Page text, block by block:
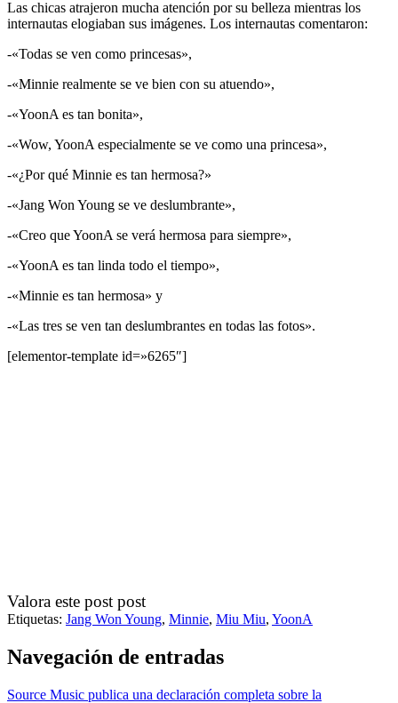
Las chicas atrajeron mucha atención por su belleza mientras los
internautas elogiaban sus imágenes. Los internautas comentaron:
-«Todas se ven como princesas»,
-«Minnie realmente se ve bien con su atuendo»,
-«YoonA es tan bonita»,
-«Wow, YoonA especialmente se ve como una princesa»,
-«¿Por qué Minnie es tan hermosa?»
-«Jang Won Young se ve deslumbrante»,
-«Creo que YoonA se verá hermosa para siempre»,
-«YoonA es tan linda todo el tiempo»,
-«Minnie es tan hermosa» y
-«Las tres se ven tan deslumbrantes en todas las fotos».
[elementor-template id=»6265″]
Valora este post post
Etiquetas: Jang Won Young, Minnie, Miu Miu, YoonA
Navegación de entradas
Source Music publica una declaración completa sobre la